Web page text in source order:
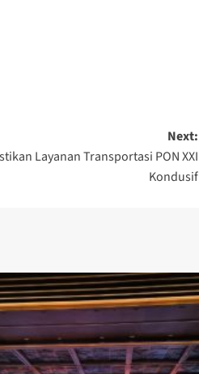
Next:
Layanan Transportasi PON XXI
Kondusif